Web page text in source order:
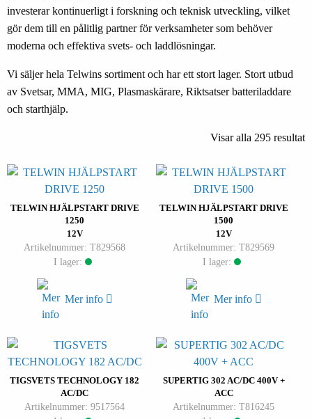
investerar kontinuerligt i forskning och teknisk utveckling, vilket
gör dem till en pålitlig partner för verksamheter som behöver
moderna och effektiva svets- och laddlösningar.
Vi säljer hela Telwins sortiment och har ett stort lager. Stort utbud
av Svetsar, MMA, MIG, Plasmaskärare, Riktsatser batteriladdare
och starthjälp.
Visar alla 295 resultat
TELWIN HJÄLPSTART DRIVE
1250
12V
Artikelnummer: T829568
I lager:
Mer info
TELWIN HJÄLPSTART DRIVE
1500
12V
Artikelnummer: T829569
I lager:
Mer info
TIGSVETS TECHNOLOGY 182
AC/DC
Artikelnummer: 9517564
SUPERTIG 302 AC/DC 400V +
ACC
Artikelnummer: T816245